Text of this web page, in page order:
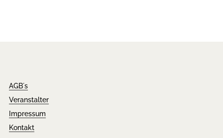
AGB´s
Veranstalter
Impressum
Kontakt